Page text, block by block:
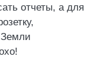
отчеты, а для